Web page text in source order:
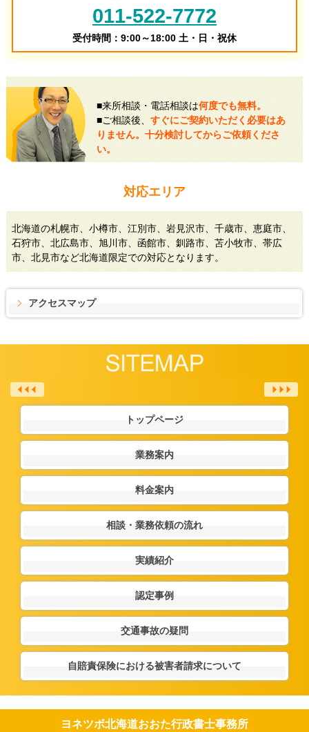
011-522-7772
受付時間：9:00～18:00 土・日・祝休
■来所相談・電話相談は何度でも無料。
■ご相談後、 すぐにご契約いただく必要はあ
りません。十分検討してからご依頼くださ
い。
対応エリア
北海道の札幌市、小樽市、江別市、岩見沢市、千歳市、恵庭市、
石狩市、北広島市、旭川市、函館市、釧路市、苫小牧市、帯広
市、北見市など北海道限定での対応となります。
アクセスマップ
トップページ
業務案内
料金案内
相談・業務依頼の流れ
実績紹介
認定事例
交通事故の疑問
自賠責保険における被害者請求について
ヨネツボ北海道おおた行政書士事務所